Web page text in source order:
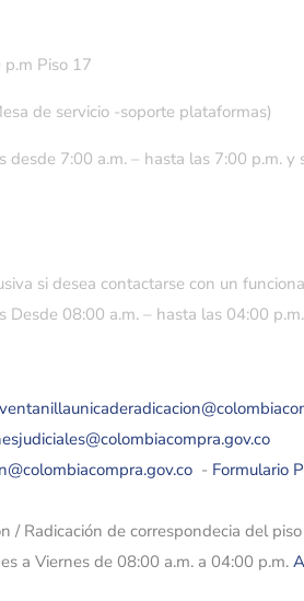
p.m Piso 17
de servicio -soporte plataformas)
desde 7:00 a.m. – hasta las 7:00 p.m.
si desea contactarse con un
Desde 08:00 a.m. – hasta las 04:00 p.m.
- Formulario
/ Radicación de correspondecia del
a Viernes de 08:00 a.m. a 04:00 p.m.